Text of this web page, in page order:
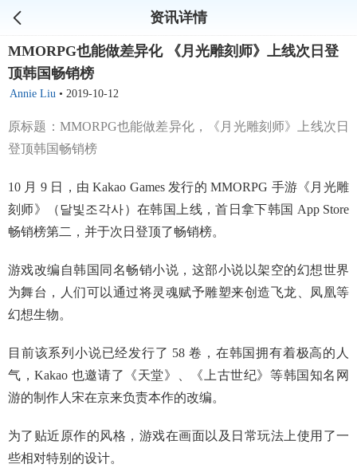
资讯详情
MMORPG也能做差异化 《月光雕刻师》上线次日登
顶韩国畅销榜
Annie Liu • 2019-10-12
原标题：MMORPG也能做差异化，《月光雕刻师》上线次日
登顶韩国畅销榜
10 月 9 日，由 Kakao Games 发行的 MMORPG 手游《月光雕
刻师》（달빛조각사）在韩国上线，首日拿下韩国 App Store
畅销榜第二，并于次日登顶了畅销榜。
游戏改编自韩国同名畅销小说，这部小说以架空的幻想世界
为舞台，人们可以通过将灵魂赋予雕塑来创造飞龙、凤凰等
幻想生物。
目前该系列小说已经发行了 58 卷，在韩国拥有着极高的人
气，Kakao 也邀请了《天堂》、《上古世纪》等韩国知名网
游的制作人宋在京来负责本作的改编。
为了贴近原作的风格，游戏在画面以及日常玩法上使用了一
些相对特别的设计。